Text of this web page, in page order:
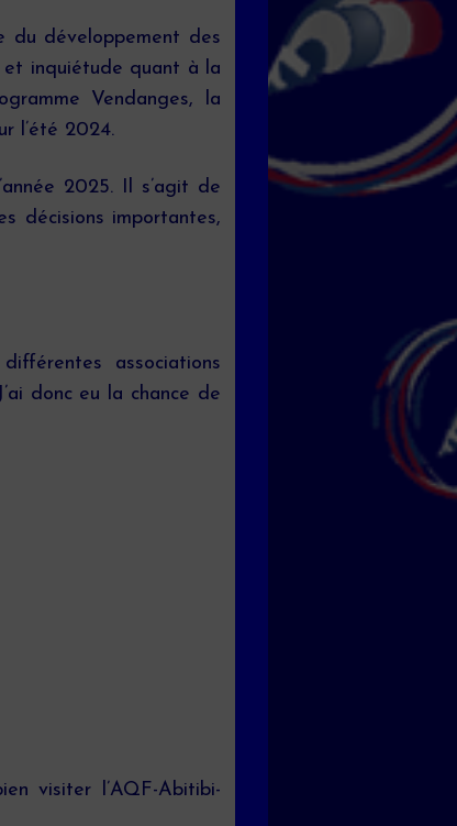
du développement des
et inquiétude quant à la
Vendanges, la
l’été 2024.
2025. Il s’agit de
décisions importantes,
associations
donc eu la chance de
visiter l’AQF-Abitibi-